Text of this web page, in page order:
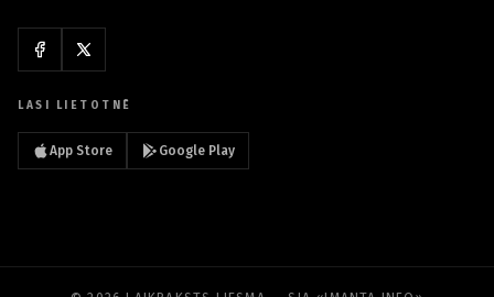
LASI LIETOTNĒ
App Store Google Play